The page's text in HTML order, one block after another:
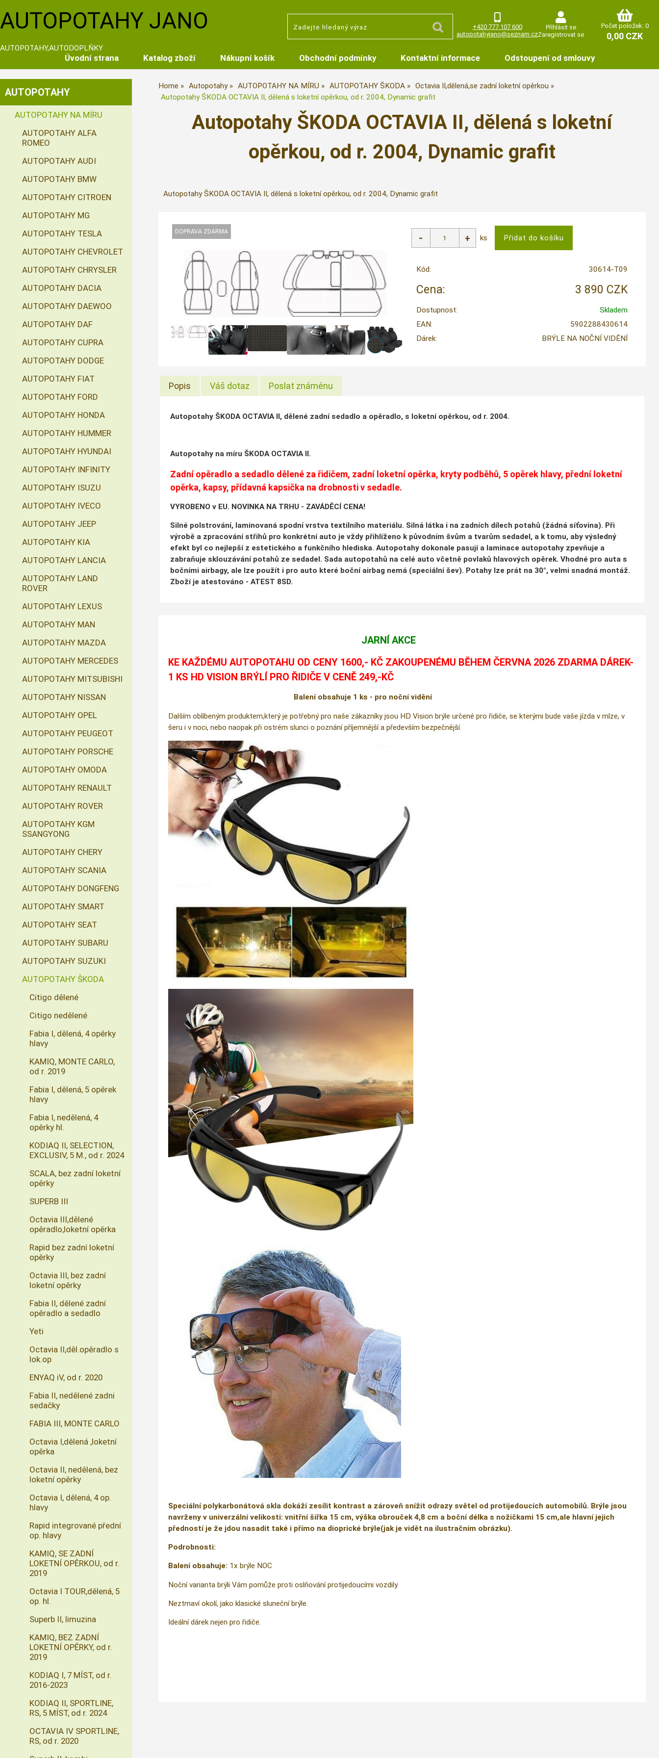
+420 777 107 600
autopotahyjano@seznam.cz
Přihlásit se
Zaregistrovat se
Počet položek: 0
0,00 CZK
AUTOPOTAHY JANO
AUTOPOTAHY,AUTODOPLŇKY
Úvodní strana Katalog zboží Nákupní košík Obchodní podmínky Kontaktní informace Odstoupení od smlouvy
Home Autopotahy AUTOPOTAHY NA MÍRU AUTOPOTAHY ŠKODA
Octavia II,dělená,se zadní loketní opěrkou
Autopotahy ŠKODA OCTAVIA II, dělená s loketní opěrkou, od r. 2004, Dynamic grafit
Autopotahy ŠKODA OCTAVIA II, dělená s loketní
opěrkou, od r. 2004, Dynamic grafit
Autopotahy ŠKODA OCTAVIA II, dělená s loketní opěrkou, od r. 2004, Dynamic grafit
ks
Kód: 30614-T09
Cena: 3 890 CZK
Dostupnost:
Skladem
EAN:
5902288430614
Dárek:
BRÝLE NA NOČNÍ VIDĚNÍ
Popis Váš dotaz Poslat známénu
Autopotahy ŠKODA OCTAVIA II, dělené zadní sedadlo a opěradlo, s loketní opěrkou, od r. 2004.
Autopotahy na míru ŠKODA OCTAVIA II.
Zadní opěradlo a sedadlo dělené za řidičem, zadní loketní opěrka, kryty podběhů, 5 opěrek hlavy, přední loketní
opěrka, kapsy, přídavná kapsička na drobnosti v sedadle.
VYROBENO v EU. NOVINKA NA TRHU - ZAVÁDĚCÍ CENA!
Silné polstrování, laminovaná spodní vrstva textilního materiálu. Silná látka i na zadních dílech potahů (žádná síťovina). Při
výrobě a zpracování střihů pro konkrétní auto je vždy přihlíženo k původním švům a tvarům sedadel, a k tomu, aby výsledný
efekt byl co nejlepší z estetického a funkčního hlediska. Autopotahy dokonale pasují a laminace autopotahy zpevňuje a
zabraňuje sklouzávání potahů ze sedadel. Sada autopotahů na celé auto včetně povlaků hlavových opěrek. Vhodné pro auta s
bočními airbagy, ale lze použít i pro auto které boční airbag nemá (speciální šev). Potahy lze prát na 30°, velmi snadná montáž.
Zboží je atestováno - ATEST 8SD.
JARNÍ AKCE
KE KAŽDÉMU AUTOPOTAHU OD CENY 1600,- KČ ZAKOUPENÉMU BĚHEM ČERVNA 2026 ZDARMA DÁREK-
1 KS HD VISION BRÝLÍ PRO ŘIDIČE V CENĚ 249,-KČ
Balení obsahuje 1 ks - pro noční vidění
Dalším oblíbeným produktem,který je potřebný pro naše zákazníky jsou HD Vision brýle určené pro řidiče, se kterými bude vaše jízda v mlze, v
šeru i v noci, nebo naopak při ostrém slunci o poznání příjemnější a především bezpečnější.
Speciální polykarbonátová skla dokáží zesílit kontrast a zároveň snížit odrazy světel od protijedoucích automobilů. Brýle jsou
navrženy v univerzální velikosti: vnitřní šířka 15 cm, výška obrouček 4,8 cm a boční délka s nožičkami 15 cm,ale hlavní jejich
předností je že jdou nasadit také i přímo na dioprické brýle(jak je vidět na ilustračním obrázku).
Podrobnosti:
Balení obsahuje: 1x brýle NOC
Noční varianta brýli Vám pomůže proti oslňování protijedoucími vozdily.
Neztmaví okolí, jako klasické sluneční brýle.
Ideální dárek nejen pro řidiče.
AUTOPOTAHY
AUTOPOTAHY NA MÍRU
AUTOPOTAHY ALFA
ROMEO
AUTOPOTAHY AUDI
AUTOPOTAHY BMW
AUTOPOTAHY CITROEN
AUTOPOTAHY MG
AUTOPOTAHY TESLA
AUTOPOTAHY CHEVROLET
AUTOPOTAHY CHRYSLER
AUTOPOTAHY DACIA
AUTOPOTAHY DAEWOO
AUTOPOTAHY DAF
AUTOPOTAHY CUPRA
AUTOPOTAHY DODGE
AUTOPOTAHY FIAT
AUTOPOTAHY FORD
AUTOPOTAHY HONDA
AUTOPOTAHY HUMMER
AUTOPOTAHY HYUNDAI
AUTOPOTAHY INFINITY
AUTOPOTAHY ISUZU
AUTOPOTAHY IVECO
AUTOPOTAHY JEEP
AUTOPOTAHY KIA
AUTOPOTAHY LANCIA
AUTOPOTAHY LAND
ROVER
AUTOPOTAHY LEXUS
AUTOPOTAHY MAN
AUTOPOTAHY MAZDA
AUTOPOTAHY MERCEDES
AUTOPOTAHY MITSUBISHI
AUTOPOTAHY NISSAN
AUTOPOTAHY OPEL
AUTOPOTAHY PEUGEOT
AUTOPOTAHY PORSCHE
AUTOPOTAHY OMODA
AUTOPOTAHY RENAULT
AUTOPOTAHY ROVER
AUTOPOTAHY KGM
SSANGYONG
AUTOPOTAHY CHERY
AUTOPOTAHY SCANIA
AUTOPOTAHY DONGFENG
AUTOPOTAHY SMART
AUTOPOTAHY SEAT
AUTOPOTAHY SUBARU
AUTOPOTAHY SUZUKI
AUTOPOTAHY ŠKODA
Citigo dělené
Citigo nedělené
Fabia I, dělená, 4 opěrky
hlavy
KAMIQ, MONTE CARLO,
od r. 2019
Fabia I, dělená, 5 opěrek
hlavy
Fabia I, nedělená, 4
opěrky hl.
KODIAQ II, SELECTION,
EXCLUSIV, 5 M., od r. 2024
SCALA, bez zadní loketní
opěrky
SUPERB III
Octavia III,dělené
opěradlo,loketní opěrka
Rapid bez zadní loketní
opěrky
Octavia III, bez zadní
loketní opěrky
Fabia II, dělené zadní
opěradlo a sedadlo
Yeti
Octavia II,děl.opěradlo s
lok.op
ENYAQ iV, od r. 2020
Fabia II, nedělené zadni
sedačky
FABIA III, MONTE CARLO
Octavia I,dělená ,loketní
opěrka
Octavia II, nedělená, bez
loketní opěrky
Octavia I, dělená, 4 op.
hlavy
Rapid integrované přední
op. hlavy
KAMIQ, SE ZADNÍ
LOKETNÍ OPĚRKOU, od r.
2019
Octavia I TOUR,dělená, 5
op. hl.
Superb II, limuzina
KAMIQ, BEZ ZADNÍ
LOKETNÍ OPĚRKY, od r.
2019
KODIAQ I, 7 MÍST, od r.
2016-2023
KODIAQ II, SPORTLINE,
RS, 5 MÍST, od r. 2024
OCTAVIA IV SPORTLINE,
RS, od r. 2020